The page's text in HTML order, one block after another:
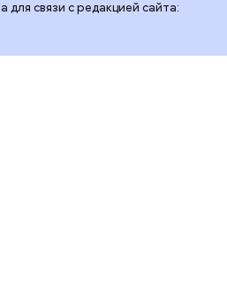
для связи с редакцией сайта: